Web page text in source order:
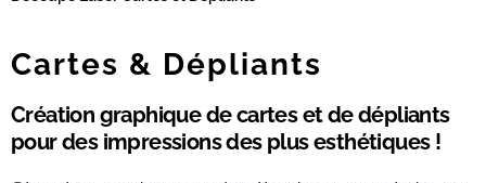
Cartes & Dépliants
Création graphique de cartes et de dépliants
pour des impressions des plus esthétiques !